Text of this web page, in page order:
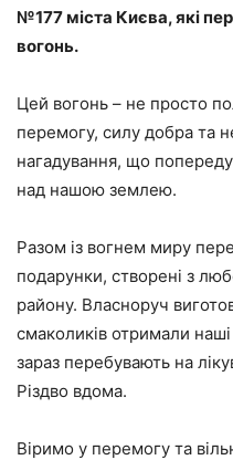
№177 міста Києва, які
вогонь.
Цей вогонь – не просто
перемогу, силу добра та
нагадування, що
над нашою землею.
Разом із вогнем миру
подарунки, створені з
району. Власноруч
смаколиків отримали наші
зараз перебувають на
Різдво вдома.
Віримо у перемогу та